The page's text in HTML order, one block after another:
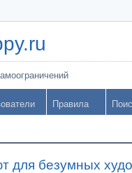
Правила
для безумных